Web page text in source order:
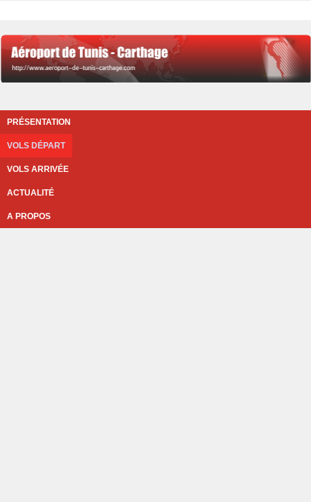
PRÉSENTATION
VOLS DÉPART
VOLS ARRIVÉE
ACTUALITÉ
A PROPOS